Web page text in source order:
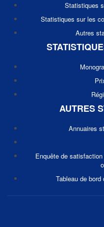
Statistiques
Statistiques sur les
Autres
AUTRES
Annuaires
Enquête de
Tableau de